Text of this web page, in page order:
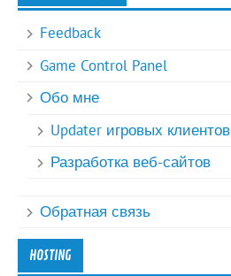
Feedback
Game Control Panel
Обо мне
Updater игровых клиентов
Разработка веб-сайтов
Обратная связь
HOSTING